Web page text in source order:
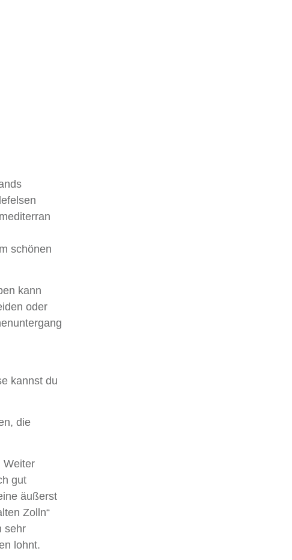
schönen
kann
oder
kannst du
die
Weiter
gut
äußerst
Zolln“
sehr
lohnt.